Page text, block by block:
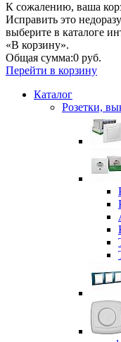
К сожалению, ваша
Исправить это
выберите в каталоге
«В корзину».
Общая сумма:0 руб.
Перейти в корзину
Каталог
Розетки,